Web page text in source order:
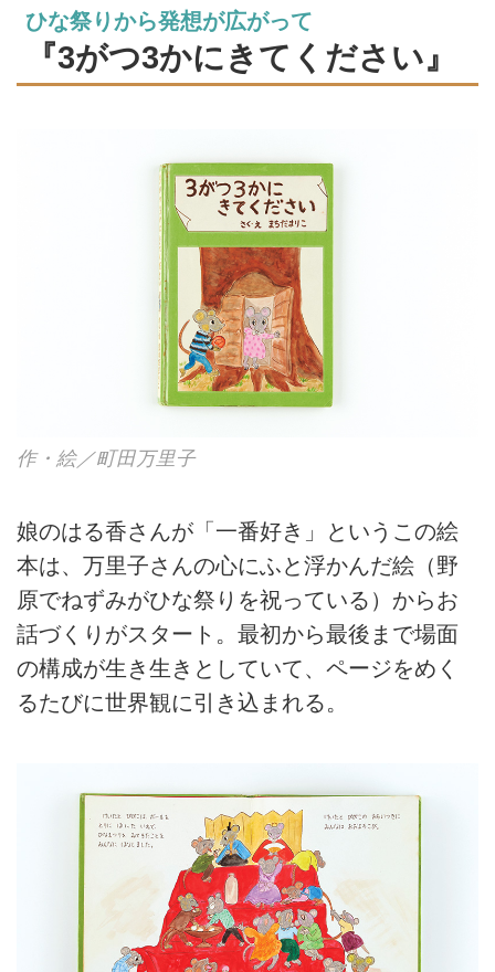
い上げ、絵と文を書き、製本をす
る。世界で1冊だけのオリジナル
絵本を、半世紀近くつくり続けて
きた家族を訪ねました。（『天然
ひな祭りから発想が広がって
『3がつ3かにきてください』
作・絵／町田万里子
娘のはる香さんが「一番好き」というこの絵
本は、万里子さんの心にふと浮かんだ絵（野
原でねずみがひな祭りを祝っている）からお
話づくりがスタート。最初から最後まで場面
の構成が生き生きとしていて、ページをめく
るたびに世界観に引き込まれる。